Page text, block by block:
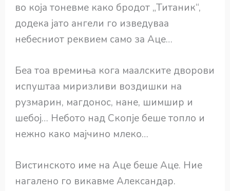
во која тоневме како бродот „Титаник“,
додека јато ангели го изведуваа
небесниот реквием само за Аце…
Беа тоа времиња кога маалските дворови
испуштаа миризливи воздишки на
рузмарин, магдонос, нане, шимшир и
шебој… Небото над Скопје беше топло и
нежно како мајчино млеко…
Вистинското име на Аце беше Аце. Ние
нагалено го викавме Александар.